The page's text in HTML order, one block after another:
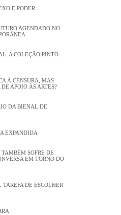
E PODER
AGENDADO NO
A COLEÇÃO PINTO
À CENSURA, MAS
APOIO ÀS ARTES?
DA BIENAL DE
EXPANDIDA
SOFRE DE
EM TORNO DO
DE ESCOLHER